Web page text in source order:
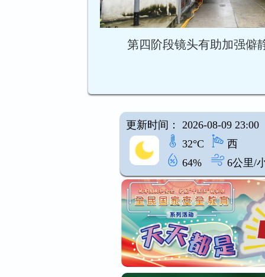
第四阶段镜头有助加强僻
更新时间： 2026-08-09 23:00
32°C
西
64%
6公里/